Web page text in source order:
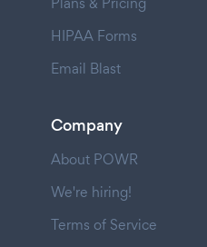
HIPAA Forms
Email Blast
Company
About POWR
We're hiring!
Terms of Service